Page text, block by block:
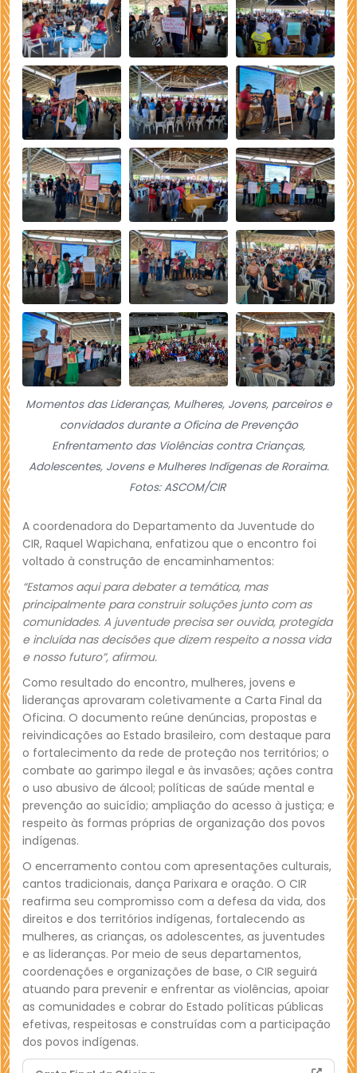
Momentos das Lideranças, Mulheres, Jovens, parceiros e
convidados durante a Oficina de Prevenção
Enfrentamento das Violências contra Crianças,
Adolescentes, Jovens e Mulheres Indígenas de Roraima.
Fotos: ASCOM/CIR
A coordenadora do Departamento da Juventude do
CIR, Raquel Wapichana, enfatizou que o encontro foi
voltado à construção de encaminhamentos:
“Estamos aqui para debater a temática, mas
principalmente para construir soluções junto com as
comunidades. A juventude precisa ser ouvida, protegida
e incluída nas decisões que dizem respeito a nossa vida
e nosso futuro”, afirmou.
Como resultado do encontro, mulheres, jovens e
lideranças aprovaram coletivamente a Carta Final da
Oficina. O documento reúne denúncias, propostas e
reivindicações ao Estado brasileiro, com destaque para
o fortalecimento da rede de proteção nos territórios; o
combate ao garimpo ilegal e às invasões; ações contra
o uso abusivo de álcool; políticas de saúde mental e
prevenção ao suicídio; ampliação do acesso à justiça; e
respeito às formas próprias de organização dos povos
indígenas.
O encerramento contou com apresentações culturais,
cantos tradicionais, dança Parixara e oração. O CIR
reafirma seu compromisso com a defesa da vida, dos
direitos e dos territórios indígenas, fortalecendo as
mulheres, as crianças, os adolescentes, as juventudes
e as lideranças. Por meio de seus departamentos,
coordenações e organizações de base, o CIR seguirá
atuando para prevenir e enfrentar as violências, apoiar
as comunidades e cobrar do Estado políticas públicas
efetivas, respeitosas e construídas com a participação
dos povos indígenas.